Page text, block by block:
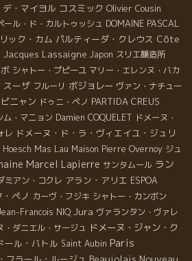
・マイヨル コスミック Olivier Cousin
ール・ド・カルトゥッシュ DOMAINE PASCAL
ック・カム パルティーダ・クレウス Côte
Jacques Lassaigne Japon スリエ醸造所
シャトー・プピーユ マリー・エレンヌ・バカ
スーザ フルーリ ボジョレー ヴァン・ナチュー
ニャン ドゥニ・ペノ PARTIDA CREUS
ム・マニョン Damien COQUELET ドメーヌ・
レ ドメーヌ・ド・ラ・ヴィエイユ・ジュリ
Mas Lau Maison Pierre Overnoy ジュ
Marcel Lapierre サンタムール ラン
ミアン・コクレ アラン・アリエ ESPOA
ペノ カーヴ・フジキ シャトー・カンボン
Francois NIQ Jura ヴァランタン・ヴァレ
・ダニエル・サージュ ドメーヌ・ジャン・ク
ール・バトル Saint Aubin Paris